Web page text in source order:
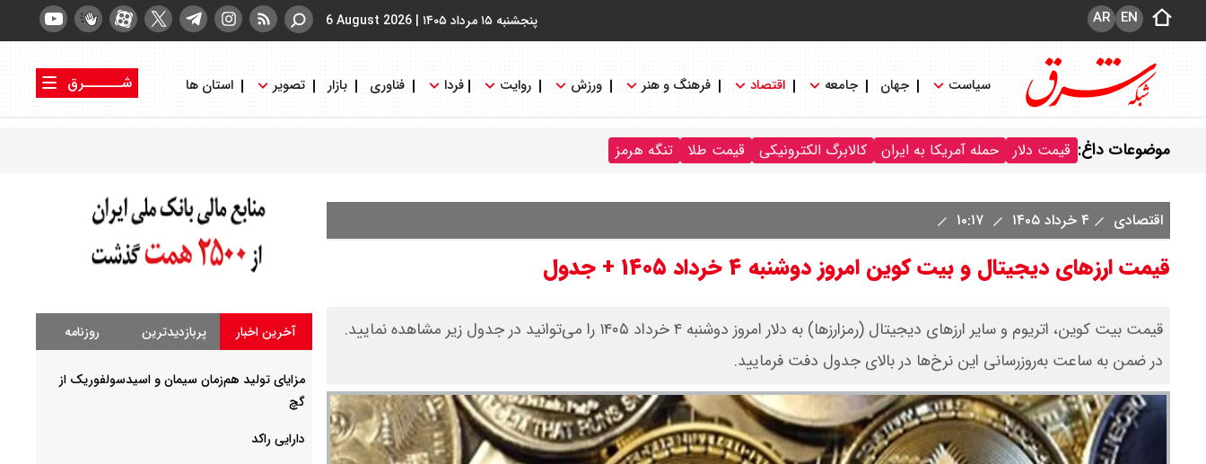
پنجشنبه ۱۵ مرداد ۱۴۰۵ |
6 August 2026 EN
AR
سیاست جهان جامعه اقتصاد فرهنگ و هنر ورزش روایت فردا فناوری بازار تصویر استان ها
شــــــرق
موضوعات داغ: قیمت دلار حمله آمریکا به ایران کالابرگ الکترونیکی قیمت طلا تنگه هرمز
اقتصادی ۴ خرداد ۱۴۰۵
قیمت ارز‌های دیجیتال و بیت کوین امروز دوشنبه ۴ خرداد ۱۴۰۵ + جدول
قیمت بیت کوین، اتریوم و سایر ارز‌های دیجیتال (رمزارزها) به دلار امروز دوشنبه ۴ خرداد ۱۴۰۵ را می‌توانید در جدول زیر مشاهده نمایید.
در ضمن به ساعت به‌روز‌رسانی این نرخ‌ها در بالای جدول دفت فرمایید.
آخرین اخبار پربازدیدترین روزنامه
مزایای تولید هم‌زمان سیمان و اسیدسولفوریک از
گچ
دارایی راکد